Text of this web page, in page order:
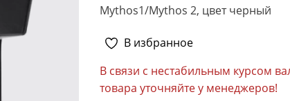
Mythos1/Mythos 2, цвет черный
В избранное
В связи с нестабильным курсом
товара уточняйте у менеджеров!